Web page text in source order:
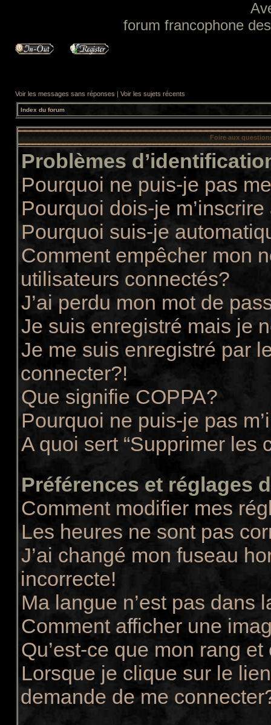
forum francophone
Voir les messages sans réponses | Voir les sujets récents
Index du forum
Foire aux
Problèmes
Pourquoi ne puis-je pas
Pourquoi dois-je
Pourquoi suis-je
Comment empêcher mon
utilisateurs connectés?
J’ai perdu mon mot de
Je suis enregistré mais je
Je me suis enregistré par
connecter?!
Que signifie COPPA?
Pourquoi ne puis-je pas
A quoi sert “Supprimer les
Préférences et réglages
Comment modifier mes
Les heures ne sont pas
J’ai changé mon fuseau
incorrecte!
Ma langue n’est pas dans
Comment afficher une
Qu’est-ce que mon rang
Lorsque je clique sur le
demande de me